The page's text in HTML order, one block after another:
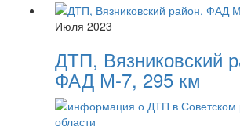
Июля 2023
ДТП, Вязниковский
ФАД М-7, 295 км